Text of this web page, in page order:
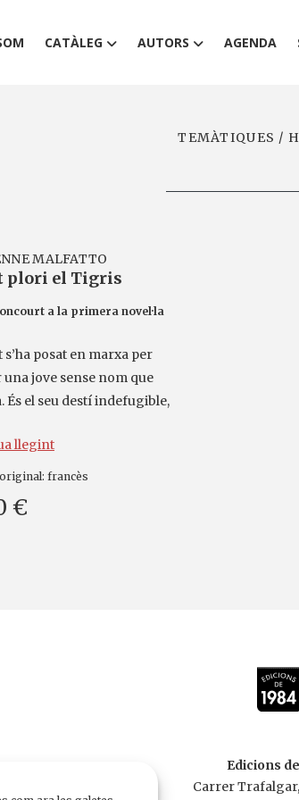
CATÀLEG AUTORS AGENDA
TEMÀTIQUES /
MALFATTO
plori el Tigris
a la primera novel·la
s’ha posat en marxa per
una jove sense nom que
És el seu destí indefugible,
llegint
francès
€
Edicions
Carrer Trafalgar,